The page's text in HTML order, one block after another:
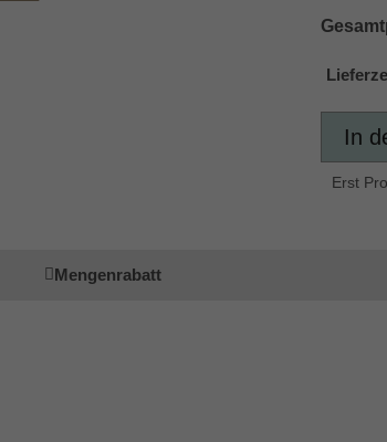
In
Erst
Mengenrabatt